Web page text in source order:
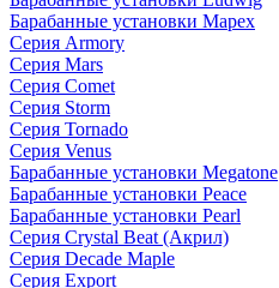
Барабанные установки Mapex
Серия Armory
Серия Mars
Серия Comet
Серия Storm
Серия Tornado
Серия Venus
Барабанные установки Megatone
Барабанные установки Peace
Барабанные установки Pearl
Серия Crystal Beat (Акрил)
Серия Decade Maple
Серия Export